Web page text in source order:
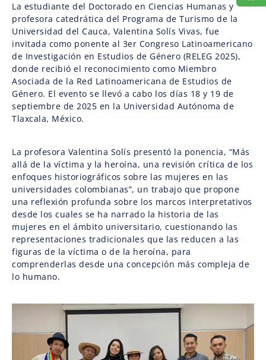
La estudiante del Doctorado en Ciencias Humanas y
profesora catedrática del Programa de Turismo de la
Universidad del Cauca, Valentina Solís Vivas, fue
invitada como ponente al 3er Congreso Latinoamericano
de Investigación en Estudios de Género (RELEG 2025),
donde recibió el reconocimiento como Miembro
Asociada de la Red Latinoamericana de Estudios de
Género. El evento se llevó a cabo los días 18 y 19 de
septiembre de 2025 en la Universidad Autónoma de
Tlaxcala, México.
La profesora Valentina Solís presentó la ponencia, “Más
allá de la víctima y la heroína, una revisión crítica de los
enfoques historiográficos sobre las mujeres en las
universidades colombianas”, un trabajo que propone
una reflexión profunda sobre los marcos interpretativos
desde los cuales se ha narrado la historia de las
mujeres en el ámbito universitario, cuestionando las
representaciones tradicionales que las reducen a las
figuras de la víctima o de la heroína, para
comprenderlas desde una concepción más compleja de
lo humano.